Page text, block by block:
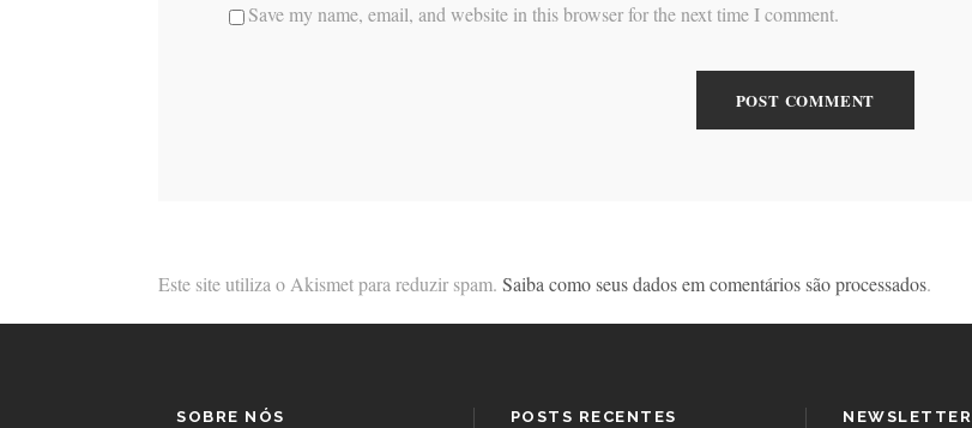
Save my name, email, and website in this browser for the next time I comment.
Este site utiliza o Akismet para reduzir spam. Saiba como seus dados em comentários são processados.
SOBRE NÓS POSTS RECENTES NEWSLETTER